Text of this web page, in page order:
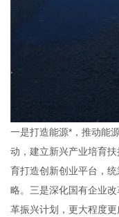
一是打造能源*，推动能
动，建立新兴产业培育
育打造创新创业平台，
略。三是深化国有企业
革振兴计划，更大程度